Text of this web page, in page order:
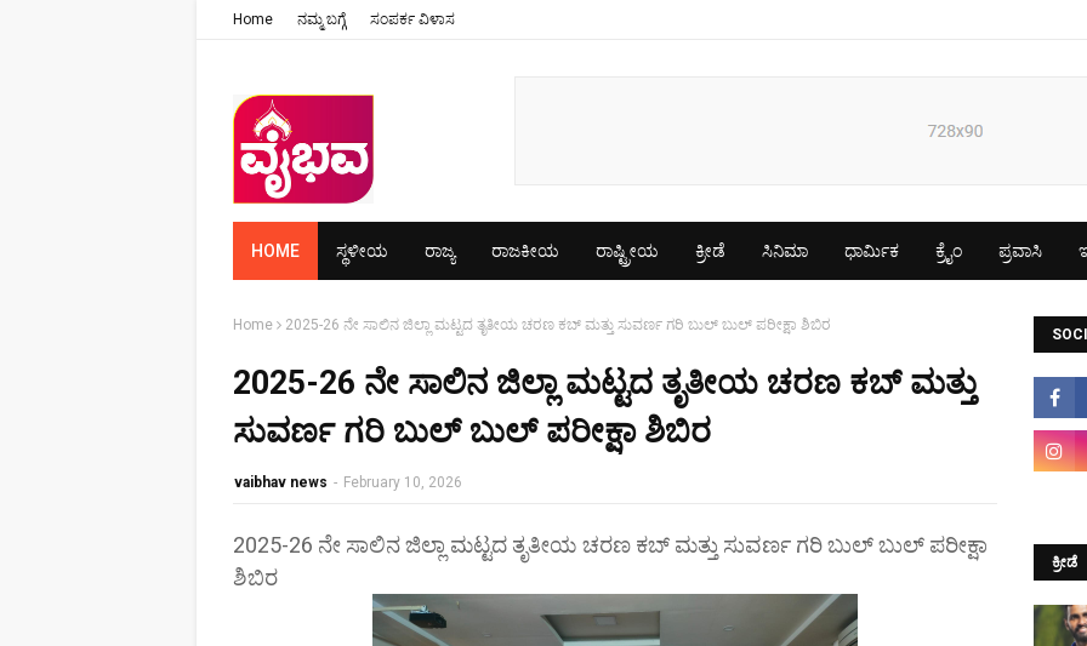
Home ನಮ್ಮ ಬಗ್ಗೆ ಸಂಪರ್ಕ ವಿಳಾಸ
HOME ಸ್ಥಳೀಯ ರಾಜ್ಯ ರಾಜಕೀಯ ರಾಷ್ಟ್ರೀಯ ಕ್ರೀಡೆ ಸಿನಿಮಾ ಧಾರ್ಮಿಕ ಕ್ರೈಂ ಪ್ರವಾಸಿ
Home 2025-26 ನೇ ಸಾಲಿನ ಜಿಲ್ಲಾ ಮಟ್ಟದ ತೃತೀಯ ಚರಣ ಕಬ್ ಮತ್ತು ಸುವರ್ಣ ಗರಿ ಬುಲ್ ಬುಲ್ ಪರೀಕ್ಷಾ ಶಿಬಿರ
2025-26 ನೇ ಸಾಲಿನ ಜಿಲ್ಲಾ ಮಟ್ಟದ ತೃತೀಯ ಚರಣ ಕಬ್ ಮತ್ತು
ಸುವರ್ಣ ಗರಿ ಬುಲ್ ಬುಲ್ ಪರೀಕ್ಷಾ ಶಿಬಿರ
vaibhav news - February 10, 2026
2025-26 ನೇ ಸಾಲಿನ ಜಿಲ್ಲಾ ಮಟ್ಟದ ತೃತೀಯ ಚರಣ ಕಬ್ ಮತ್ತು ಸುವರ್ಣ ಗರಿ ಬುಲ್ ಬುಲ್ ಪರೀಕ್ಷಾ
ಶಿಬಿರ
ಕ್ರೀಡೆ